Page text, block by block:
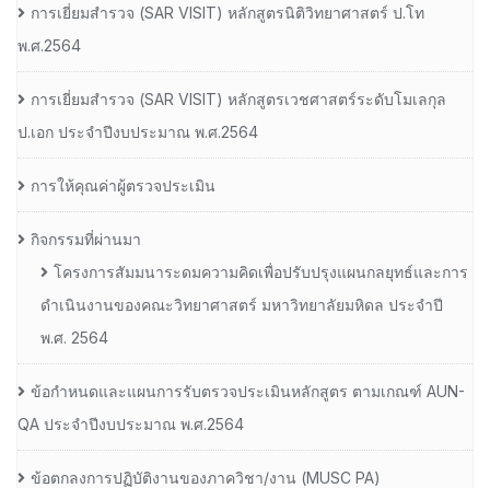
การเยี่ยมสํารวจ (SAR VISIT) หลักสูตรนิติวิทยาศาสตร์ ป.โท
พ.ศ.2564
การเยี่ยมสํารวจ (SAR VISIT) หลักสูตรเวชศาสตร์ระดับโมเลกุล
ป.เอก ประจําปีงบประมาณ พ.ศ.2564
การให้คุณค่าผู้ตรวจประเมิน
กิจกรรมที่ผ่านมา
โครงการสัมมนาระดมความคิดเพื่อปรับปรุงแผนกลยุทธ์และการ
ดำเนินงานของคณะวิทยาศาสตร์ มหาวิทยาลัยมหิดล ประจำปี
พ.ศ. 2564
ข้อกำหนดและแผนการรับตรวจประเมินหลักสูตร ตามเกณฑ์ AUN-
QA ประจำปีงบประมาณ พ.ศ.2564
ข้อตกลงการปฏิบัติงานของภาควิชา/งาน (MUSC PA)